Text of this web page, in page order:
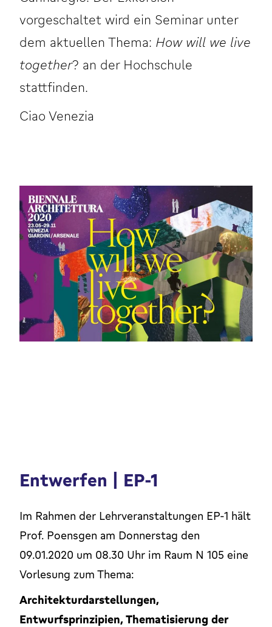
vorgeschaltet wird ein Seminar unter
dem aktuellen Thema: How will we live
together? an der Hochschule
stattfinden.
Ciao Venezia
Entwerfen | EP-1
Im Rahmen der Lehrveranstaltungen EP-1 hält
Prof. Poensgen am Donnerstag den
09.01.2020 um 08.30 Uhr im Raum N 105 eine
Vorlesung zum Thema:
Architekturdarstellungen,
Entwurfsprinzipien, Thematisierung der